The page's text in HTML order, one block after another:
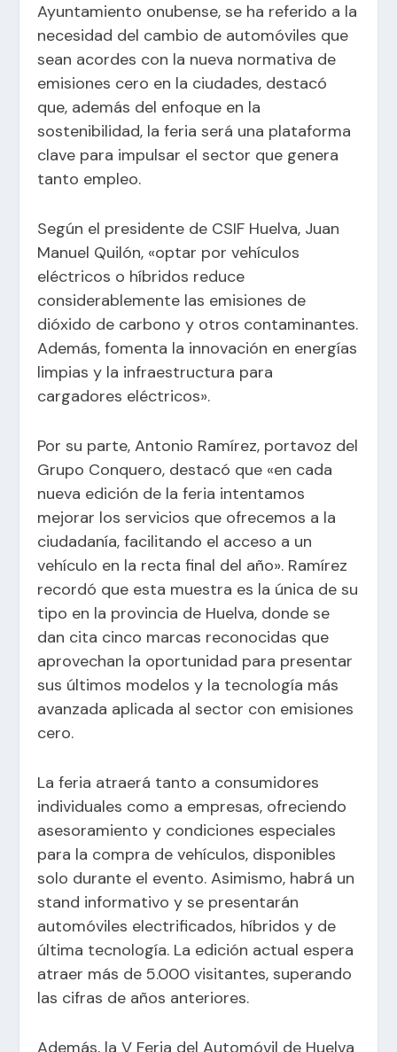
Ayuntamiento onubense, se ha referido a la
necesidad del cambio de automóviles que
sean acordes con la nueva normativa de
emisiones cero en la ciudades, destacó
que, además del enfoque en la
sostenibilidad, la feria será una plataforma
clave para impulsar el sector que genera
tanto empleo.
Según el presidente de CSIF Huelva, Juan
Manuel Quilón, «optar por vehículos
eléctricos o híbridos reduce
considerablemente las emisiones de
dióxido de carbono y otros contaminantes.
Además, fomenta la innovación en energías
limpias y la infraestructura para
cargadores eléctricos».
Por su parte, Antonio Ramírez, portavoz del
Grupo Conquero, destacó que «en cada
nueva edición de la feria intentamos
mejorar los servicios que ofrecemos a la
ciudadanía, facilitando el acceso a un
vehículo en la recta final del año». Ramírez
recordó que esta muestra es la única de su
tipo en la provincia de Huelva, donde se
dan cita cinco marcas reconocidas que
aprovechan la oportunidad para presentar
sus últimos modelos y la tecnología más
avanzada aplicada al sector con emisiones
cero.
La feria atraerá tanto a consumidores
individuales como a empresas, ofreciendo
asesoramiento y condiciones especiales
para la compra de vehículos, disponibles
solo durante el evento. Asimismo, habrá un
stand informativo y se presentarán
automóviles electrificados, híbridos y de
última tecnología. La edición actual espera
atraer más de 5.000 visitantes, superando
las cifras de años anteriores.
Además, la V Feria del Automóvil de Huelva